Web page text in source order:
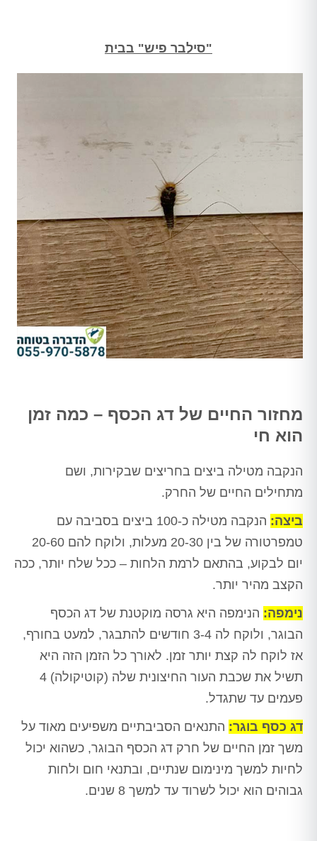
"סילבר פיש" בבית
מחזור החיים של דג הכסף – כמה זמן
הוא חי
הנקבה מטילה ביצים בחריצים שבקירות, ושם
מתחילים החיים של החרק.
ביצה:
הנקבה מטילה כ-100 ביצים בסביבה עם
טמפרטורה של בין 20-30 מעלות, ולוקח להם 20-60
יום לבקוע, בהתאם לרמת הלחות – ככל שלח יותר, ככה
הקצב מהיר יותר.
נימפה: הנימפה היא גרסה מוקטנת של דג הכסף
הבוגר, ולוקח לה 3-4 חודשים להתבגר, למעט בחורף,
אז לוקח לה קצת יותר זמן. לאורך כל הזמן הזה היא
תשיל את שכבת העור החיצונית שלה (קוטיקולה) 4
פעמים עד שתגדל.
דג כסף בוגר: התנאים הסביבתיים משפיעים מאוד על
משך זמן החיים של חרק דג הכסף הבוגר, כשהוא יכול
לחיות למשך מינימום שנתיים, ובתנאי חום ולחות
גבוהים הוא יכול לשרוד עד למשך 8 שנים.